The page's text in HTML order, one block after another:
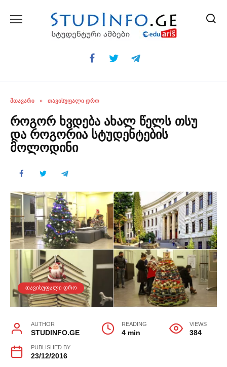
ᲛᲗᲐᲕᲐᲠᲘ » ᲗᲐᲕᲘᲡᲣᲤᲐᲚᲘ ᲓᲠᲝ
როგორ ხვდება ახალ წელს თსუ
და როგორია სტუდენტების
მოლოდინი
ᲗᲐᲕᲘᲡᲣᲤᲐᲚᲘ ᲓᲠᲝ
AUTHOR
STUDINFO.GE
READING
4 min
VIEWS
384
PUBLISHED BY
23/12/2016